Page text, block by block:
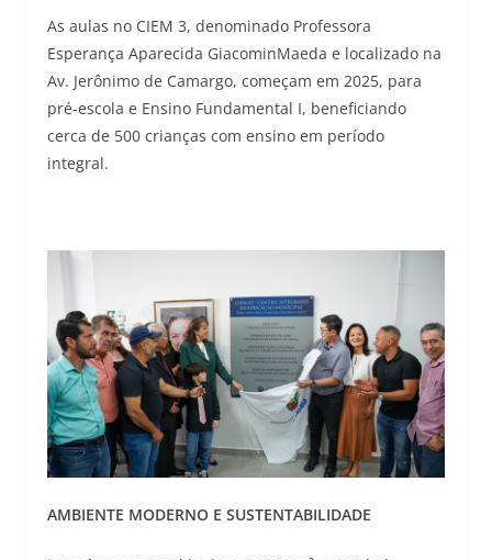
As aulas no CIEM 3, denominado Professora
Esperança Aparecida GiacominMaeda e localizado na
Av. Jerônimo de Camargo, começam em 2025, para
pré-escola e Ensino Fundamental I, beneficiando
cerca de 500 crianças com ensino em período
integral.
AMBIENTE MODERNO E SUSTENTABILIDADE